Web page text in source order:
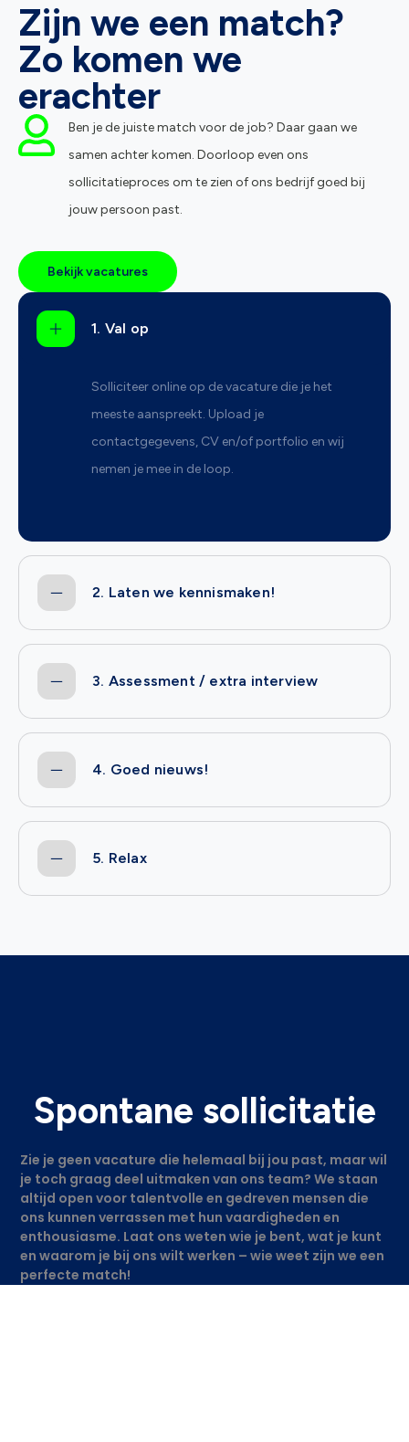
Zijn we een match?
Zo komen we
erachter
Ben je de juiste match voor de job? Daar gaan we
samen achter komen. Doorloop even ons
sollicitatieproces om te zien of ons bedrijf goed bij
jouw persoon past.
Bekijk vacatures
1. Val op
Solliciteer online op de vacature die je het
meeste aanspreekt. Upload je
contactgegevens, CV en/of portfolio en wij
nemen je mee in de loop.
2. Laten we kennismaken!
3. Assessment / extra interview
4. Goed nieuws!
5. Relax
Spontane sollicitatie
Zie je geen vacature die helemaal bij jou past, maar wil
je toch graag deel uitmaken van ons team? We staan
altijd open voor talentvolle en gedreven mensen die
ons kunnen verrassen met hun vaardigheden en
enthousiasme. Laat ons weten wie je bent, wat je kunt
en waarom je bij ons wilt werken – wie weet zijn we een
perfecte match!